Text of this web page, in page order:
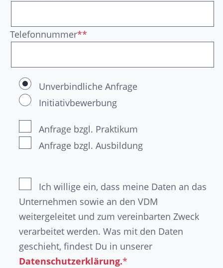
Telefonnummer**
Unverbindliche Anfrage
Initiativbewerbung
Anfrage bzgl. Praktikum
Anfrage bzgl. Ausbildung
Ich willige ein, dass meine Daten an das
Unternehmen sowie an den VDM
weitergeleitet und zum vereinbarten Zweck
verarbeitet werden. Was mit den Daten
geschieht, findest Du in unserer
Datenschutzerklärung.*